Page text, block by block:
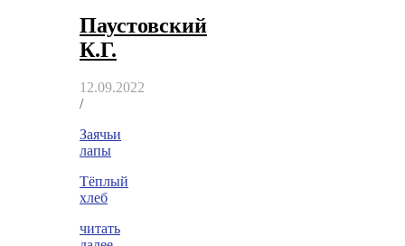
Паустовский
К.Г.
12.09.2022
/
Заячьи
лапы
Тёплый
хлеб
читать